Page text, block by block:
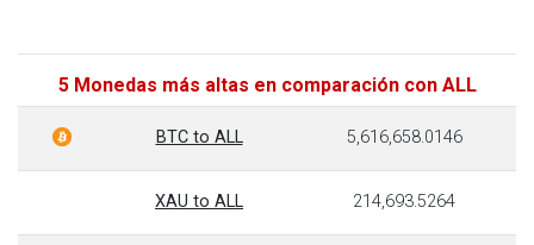
5 Monedas más altas en comparación con ALL
BTC to ALL 5,616,658.0146
XAU to ALL 214,693.5264